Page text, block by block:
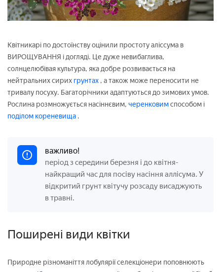
Квітникарі по достоїнству оцінили простоту аліссума в
ВИРОЩУВАННЯ і догляді. Це дуже невибаглива,
солнцелюбівая культура, яка добре розвивається на
нейтральних сирих грунтах , а також може переносити не
тривалу посуху. Багаторічники адаптуються до зимових умов.
Рослина розмножується насіннєвим, черенковимспособом і
поділом кореневища .
важливо!
період з середини березня і до квітня-
найкращий час для посіву насіння аллісума. У
відкритий грунт квітучу розсаду висаджують
в травні.
Поширені види квітки
Природне різноманіття лобулярії селекціонери поповнюють